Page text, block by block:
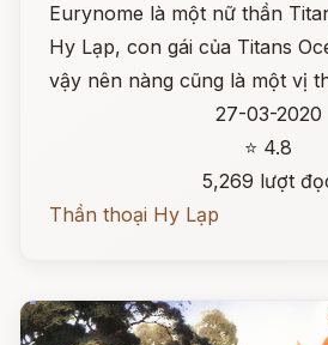
Eurynome là một nữ thần
Hy Lạp, con gái của Titans
vậy nên nàng cũng là một vị
27-03-2020
⭐ 4.8
5,269 lượt
Thần thoại Hy Lạp